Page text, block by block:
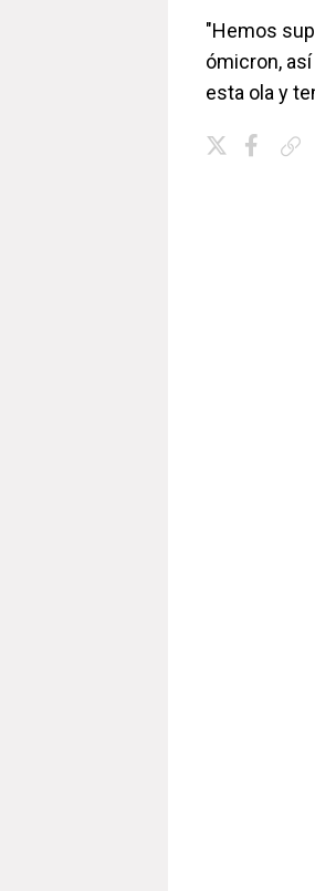
"Hemos
ómicron,
esta ola y